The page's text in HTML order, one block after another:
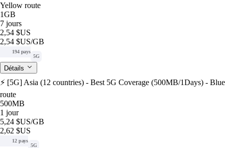
Yellow route
1GB
7 jours
2,54 $US
2,54 $US/GB
194 pays
5G
Détails
⚡️ [5G] Asia (12 countries) - Best 5G Coverage (500MB/1Days) - Blue
route
500MB
1 jour
5,24 $US/GB
2,62 $US
12 pays
5G